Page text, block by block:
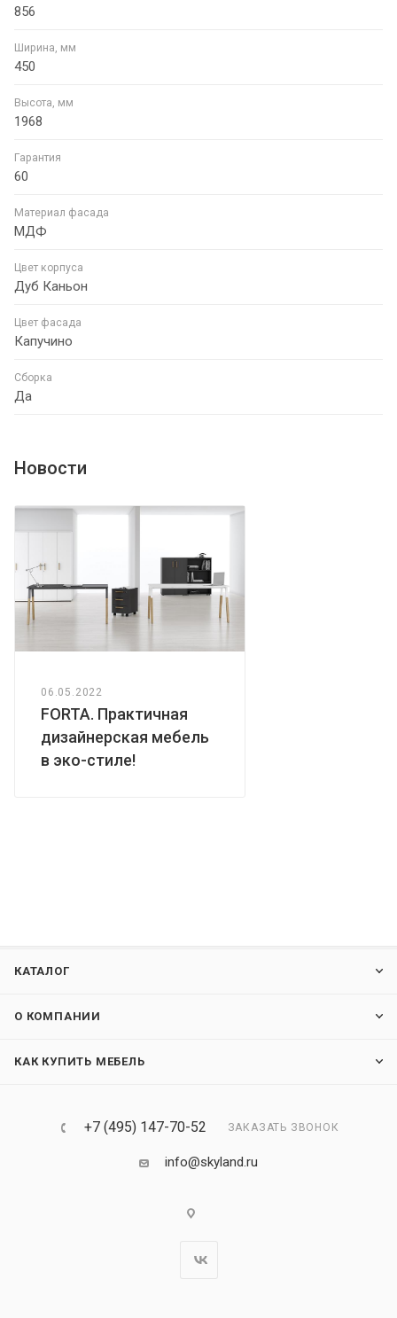
856
Ширина, мм
450
Высота, мм
1968
Гарантия
60
Материал фасада
МДФ
Цвет корпуса
Дуб Каньон
Цвет фасада
Капучино
Сборка
Да
Новости
06.05.2022
FORTA. Практичная
дизайнерская мебель
в эко-стиле!
КАТАЛОГ
О КОМПАНИИ
КАК КУПИТЬ МЕБЕЛЬ
+7 (495) 147-70-52 ЗАКАЗАТЬ ЗВОНОК
info@skyland.ru